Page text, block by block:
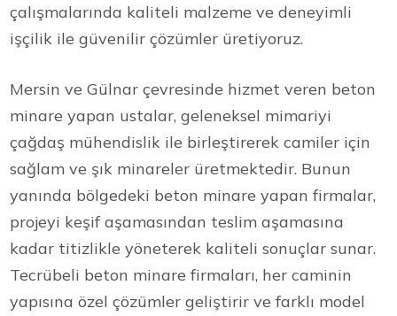
çalışmalarında kaliteli malzeme ve deneyimli
işçilik ile güvenilir çözümler üretiyoruz.
Mersin ve Gülnar çevresinde hizmet veren beton
minare yapan ustalar, geleneksel mimariyi
çağdaş mühendislik ile birleştirerek camiler için
sağlam ve şık minareler üretmektedir. Bunun
yanında bölgedeki beton minare yapan firmalar,
projeyi keşif aşamasından teslim aşamasına
kadar titizlikle yöneterek kaliteli sonuçlar sunar.
Tecrübeli beton minare firmaları, her caminin
yapısına özel çözümler geliştirir ve farklı model